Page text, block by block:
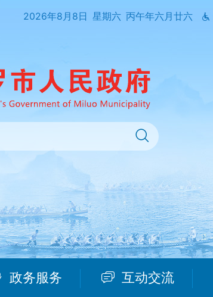
2026年8月8日 星期六 丙午年六月廿六
政务服务 互动交流